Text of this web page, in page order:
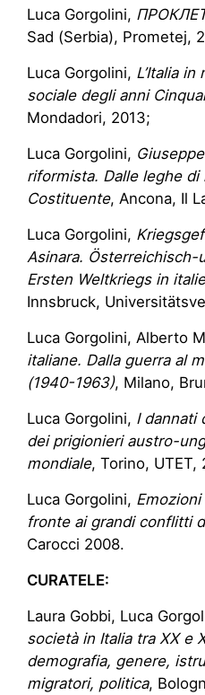
Luca Gorgolini,
Sad (Serbia), Prometej,
Luca Gorgolini, L’Italia
sociale degli anni
Mondadori, 2013;
Luca Gorgolini,
riformista. Dalle leghe di
Costituente, Ancona, Il
Luca Gorgolini,
Asinara. Österreichisch-
Ersten Weltkriegs in
Innsbruck,
Luca Gorgolini, Alberto
italiane. Dalla guerra al
(1940-1963), Milano,
Luca Gorgolini, I dannati
dei prigionieri austro-
mondiale, Torino, UTET,
Luca Gorgolini,
fronte ai grandi conflitti
Carocci 2008.
CURATELE:
Laura Gobbi, Luca
società in Italia tra XX e
demografia, genere,
migratori, politica,